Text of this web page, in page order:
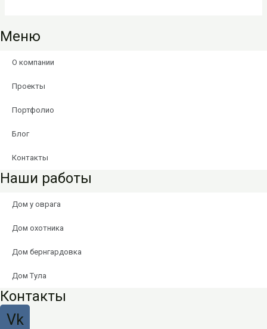
Меню
О компании
Проекты
Портфолио
Блог
Контакты
Наши работы
Дом у оврага
Дом охотника
Дом бернгардовка
Дом Тула
Контакты
Vk